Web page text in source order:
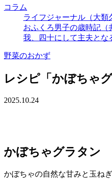
コラム
ライフジャーナル（大類
おふくろ男子の歳時記（
我、四十にして主夫とな
野菜のおかず
レシピ「かぼちゃグ
2025.10.24
かぼちゃグラタン
かぼちゃの自然な甘みと玉ね